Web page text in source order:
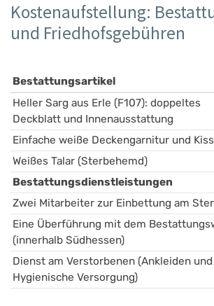
Kostenaufstellung:
und Friedhofsgebühren
Bestattungsartikel
Heller Sarg aus Erle (F107): doppeltes
Deckblatt und Innenausstattung
Einfache weiße Deckengarnitur und
Weißes Talar (Sterbehemd)
Bestattungsdienstleistungen
Zwei Mitarbeiter zur Einbettung am
Eine Überführung mit dem
(innerhalb Südhessen)
Dienst am Verstorbenen (Ankleiden und
Hygienische Versorgung)